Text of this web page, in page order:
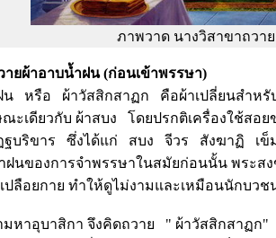
ภาพวาด นางวิสาขาถวา
ยผ้าอาบน้ำฝน (ก่อนเข้าพรรษา)
น หรือ ผ้าวัสสิกสาฏก คือผ้าเปลี่ยนสำหรั
ณะเดียวกับ ผ้าสบง โดยปรกติเครื่องใช้ส
ฐบริขาร ซึ่งได้แก่ สบง จีวร สังฆาฏิ เ
ฝนของการจำพรรษาในสมัยก่อนนั้น พระส
เปลือยกาย ทำให้ดูไม่งามและเหมือนนักบว
มหาอุบาสิกา จึงคิดถวาย " ผ้าวัสสิกสาฏ